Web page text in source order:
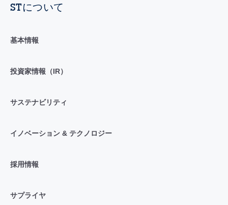
STについて
基本情報
投資家情報（IR）
サステナビリティ
イノベーション & テクノロジー
採用情報
サプライヤ